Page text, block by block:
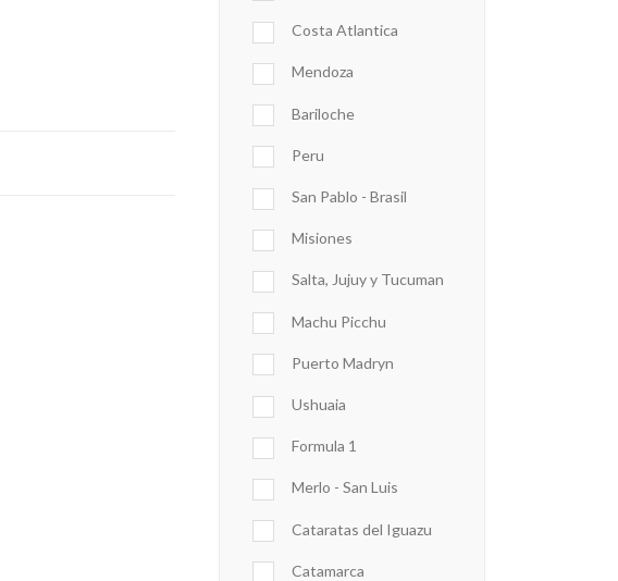
Costa Atlantica
Mendoza
Bariloche
Peru
San Pablo - Brasil
Misiones
Salta, Jujuy y Tucuman
Machu Picchu
Puerto Madryn
Ushuaia
Formula 1
Merlo - San Luis
Cataratas del Iguazu
Catamarca